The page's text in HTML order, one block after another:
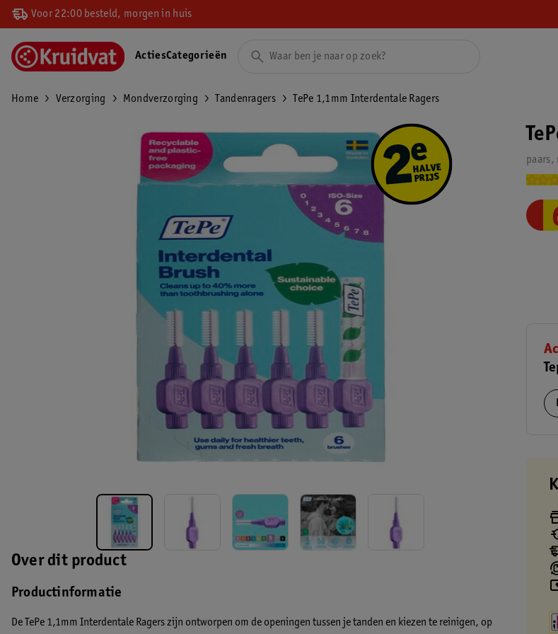
Voor 22:00 besteld, morgen in huis
ActiesCategorieën
Home Verzorging Mondverzorging Tandenragers TePe 1,1mm Interdentale Ragers
Over dit product
Productinformatie
De TePe 1,1mm Interdentale Ragers zijn ontworpen om de openingen tussen je tanden en kiezen te reinigen, op
paars,